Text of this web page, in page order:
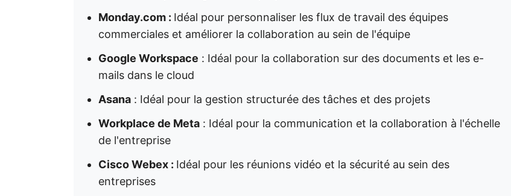
Monday.com : Idéal pour personnaliser les flux de travail des équipes
commerciales et améliorer la collaboration au sein de l'équipe
Google Workspace : Idéal pour la collaboration sur des documents et les e-
mails dans le cloud
Asana : Idéal pour la gestion structurée des tâches et des projets
Workplace de Meta : Idéal pour la communication et la collaboration à l'échelle
de l'entreprise
Cisco Webex : Idéal pour les réunions vidéo et la sécurité au sein des
entreprises